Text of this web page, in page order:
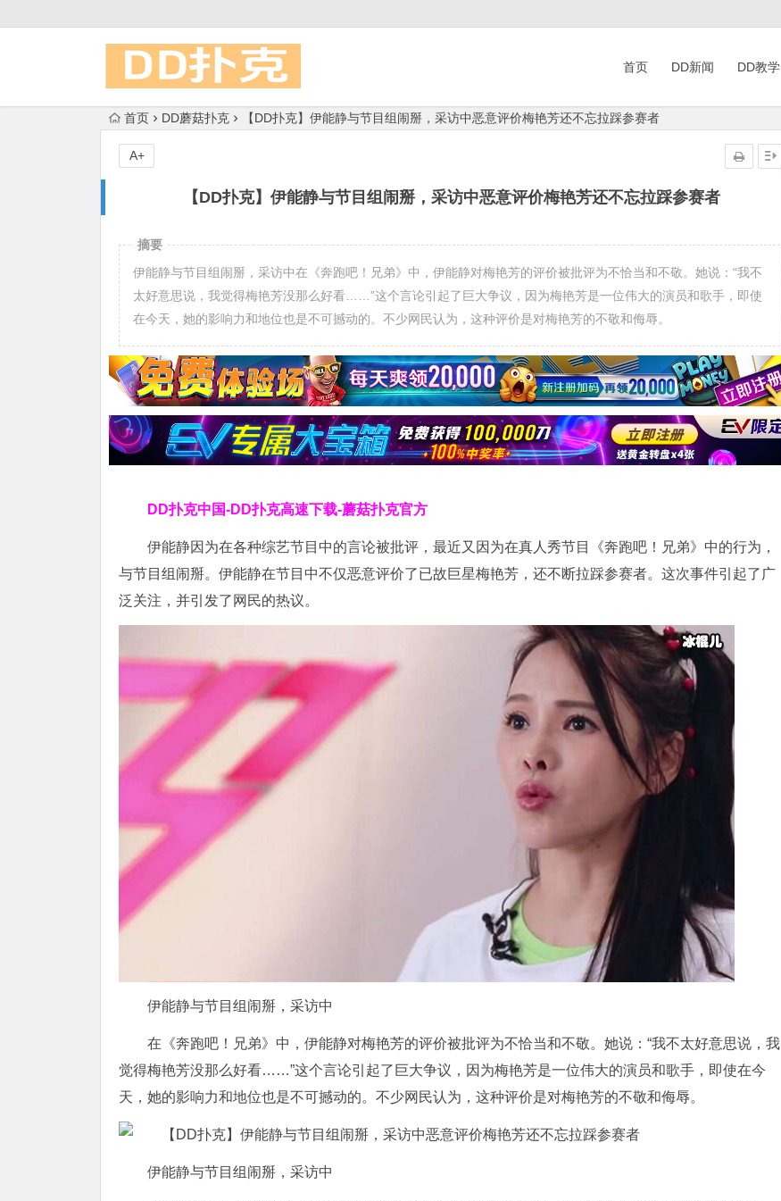
首页 DD新闻 DD教学
首页 DD蘑菇扑克 【DD扑克】伊能静与节目组闹掰，采访中恶意评价梅艳芳还不忘拉踩参赛者
【DD扑克】伊能静与节目组闹掰，采访中恶意评价梅艳芳还不忘拉踩参赛者
A+
摘要
伊能静与节目组闹掰，采访中在《奔跑吧！兄弟》中，伊能静对梅艳芳的评价被批评为不恰当和不敬。她说：“我不
太好意思说，我觉得梅艳芳没那么好看……”这个言论引起了巨大争议，因为梅艳芳是一位伟大的演员和歌手，即使
在今天，她的影响力和地位也是不可撼动的。不少网民认为，这种评价是对梅艳芳的不敬和侮辱。
DD扑克中国-DD扑克高速下载-蘑菇扑克官方
伊能静因为在各种综艺节目中的言论被批评，最近又因为在真人秀节目《奔跑吧！兄弟》中的行为，
与节目组闹掰。伊能静在节目中不仅恶意评价了已故巨星梅艳芳，还不断拉踩参赛者。这次事件引起了广
泛关注，并引发了网民的热议。
伊能静与节目组闹掰，采访中
在《奔跑吧！兄弟》中，伊能静对梅艳芳的评价被批评为不恰当和不敬。她说：“我不太好意思说，我
觉得梅艳芳没那么好看……”这个言论引起了巨大争议，因为梅艳芳是一位伟大的演员和歌手，即使在今
天，她的影响力和地位也是不可撼动的。不少网民认为，这种评价是对梅艳芳的不敬和侮辱。
伊能静与节目组闹掰，采访中